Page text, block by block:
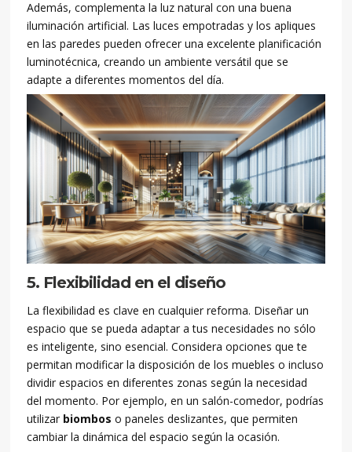
Además, complementa la luz natural con una buena
iluminación artificial. Las luces empotradas y los apliques
en las paredes pueden ofrecer una excelente planificación
luminotécnica, creando un ambiente versátil que se
adapte a diferentes momentos del día.
5. Flexibilidad en el diseño
La flexibilidad es clave en cualquier reforma. Diseñar un
espacio que se pueda adaptar a tus necesidades no sólo
es inteligente, sino esencial. Considera opciones que te
permitan modificar la disposición de los muebles o incluso
dividir espacios en diferentes zonas según la necesidad
del momento. Por ejemplo, en un salón-comedor, podrías
utilizar biombos o paneles deslizantes, que permiten
cambiar la dinámica del espacio según la ocasión.